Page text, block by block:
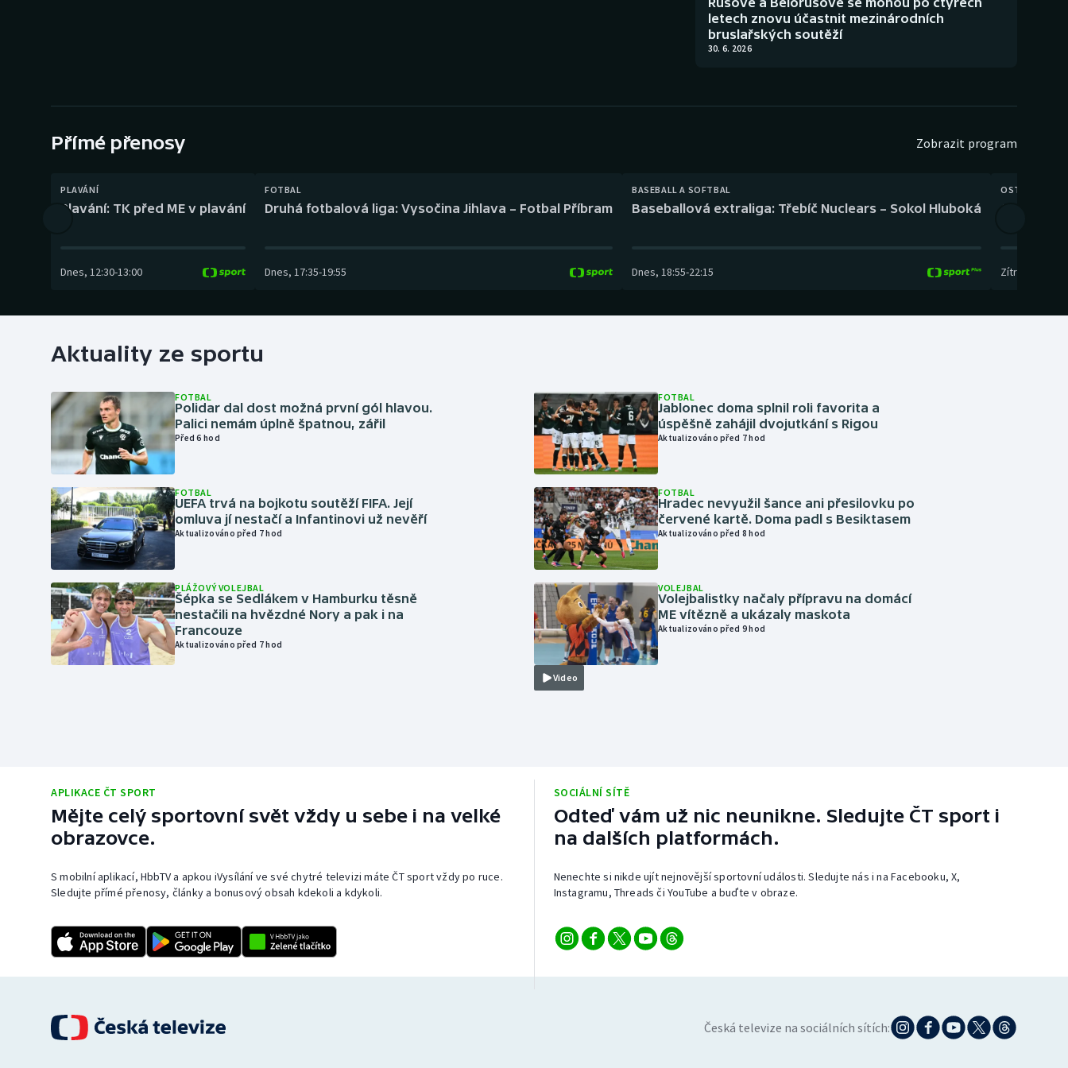
Gymnastika
letech znovu účastnit mezinárodních
bruslařských soutěží
30. 6. 2026
Přímé přenosy Zobrazit program
PLAVÁNÍ
Plavání: TK před ME v plavání
Dnes, 12:30-13:00
FOTBAL
Druhá fotbalová liga: Vysočina Jihlava – Fotbal Příbram
Dnes, 17:35-19:55
BASEBALL A SOFTBAL
Baseballová extraliga: Třebíč Nuclears – Sokol Hluboká
Dnes, 18:55-22:15
OSTATNÍ
Zítra
Aktuality ze sportu
FOTBAL
Polidar dal dost možná první gól hlavou.
Palici nemám úplně špatnou, zářil
Před 6 hod
FOTBAL
UEFA trvá na bojkotu soutěží FIFA. Její
omluva jí nestačí a Infantinovi už nevěří
Aktualizováno před 7 hod
PLÁŽOVÝ VOLEJBAL
Šépka se Sedlákem v Hamburku těsně
nestačili na hvězdné Nory a pak i na
Francouze
Aktualizováno před 7 hod
FOTBAL
Jablonec doma splnil roli favorita a
úspěšně zahájil dvojutkání s Rigou
Aktualizováno před 7 hod
FOTBAL
Hradec nevyužil šance ani přesilovku po
červené kartě. Doma padl s Besiktasem
Aktualizováno před 8 hod
Video
VOLEJBAL
Volejbalistky načaly přípravu na domácí
ME vítězně a ukázaly maskota
Aktualizováno před 9 hod
APLIKACE ČT SPORT
Mějte celý sportovní svět vždy u sebe i na velké
obrazovce.
S mobilní aplikací, HbbTV a apkou iVysílání ve své chytré televizi máte ČT sport vždy po ruce.
Sledujte přímé přenosy, články a bonusový obsah kdekoli a kdykoli.
SOCIÁLNÍ SÍTĚ
Odteď vám už nic neunikne. Sledujte ČT sport i
na dalších platformách.
Nenechte si nikde ujít nejnovější sportovní události. Sledujte nás i na Facebooku, X,
Instagramu, Threads či YouTube a buďte v obraze.
Česká televize na sociálních sítích: